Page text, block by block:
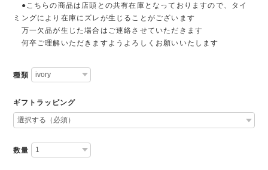
●こちらの商品は店頭との共有在庫となっておりますので、タイ
ミングにより在庫にズレが生じることがございます
万一欠品が生じた場合はご連絡させていただきます
何卒ご理解いただきますようよろしくお願いいたします
種類
ギフトラッピング
数量